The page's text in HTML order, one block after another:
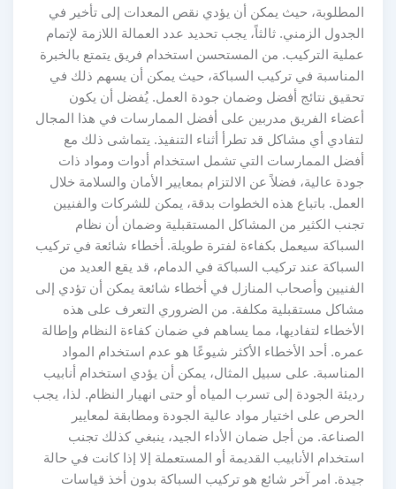
المطلوبة، حيث يمكن أن يؤدي نقص المعدات إلى تأخير في
الجدول الزمني. ثالثاً، يجب تحديد عدد العمالة اللازمة لإتمام
عملية التركيب. من المستحسن استخدام فريق يتمتع بالخبرة
المناسبة في تركيب السباكة، حيث يمكن أن يسهم ذلك في
تحقيق نتائج أفضل وضمان جودة العمل. يُفضل أن يكون
أعضاء الفريق مدربين على أفضل الممارسات في هذا المجال
لتفادي أي مشاكل قد تطرأ أثناء التنفيذ. يتماشى ذلك مع
أفضل الممارسات التي تشمل استخدام أدوات ومواد ذات
جودة عالية، فضلاً عن الالتزام بمعايير الأمان والسلامة خلال
العمل. باتباع هذه الخطوات بدقة، يمكن للشركات والفنيين
تجنب الكثير من المشاكل المستقبلية وضمان أن نظام
السباكة سيعمل بكفاءة لفترة طويلة. أخطاء شائعة في تركيب
السباكة عند تركيب السباكة في الدمام، قد يقع العديد من
الفنيين وأصحاب المنازل في أخطاء شائعة يمكن أن تؤدي إلى
مشاكل مستقبلية مكلفة. من الضروري التعرف على هذه
الأخطاء لتفاديها، مما يساهم في ضمان كفاءة النظام وإطالة
عمره. أحد الأخطاء الأكثر شيوعًا هو عدم استخدام المواد
المناسبة. على سبيل المثال، يمكن أن يؤدي استخدام أنابيب
رديئة الجودة إلى تسرب المياه أو حتى انهيار النظام. لذا، يجب
الحرص على اختيار مواد عالية الجودة ومطابقة لمعايير
الصناعة. من أجل ضمان الأداء الجيد، ينبغي كذلك تجنب
استخدام الأنابيب القديمة أو المستعملة إلا إذا كانت في حالة
جيدة. امر آخر شائع هو تركيب السباكة بدون أخذ قياسات